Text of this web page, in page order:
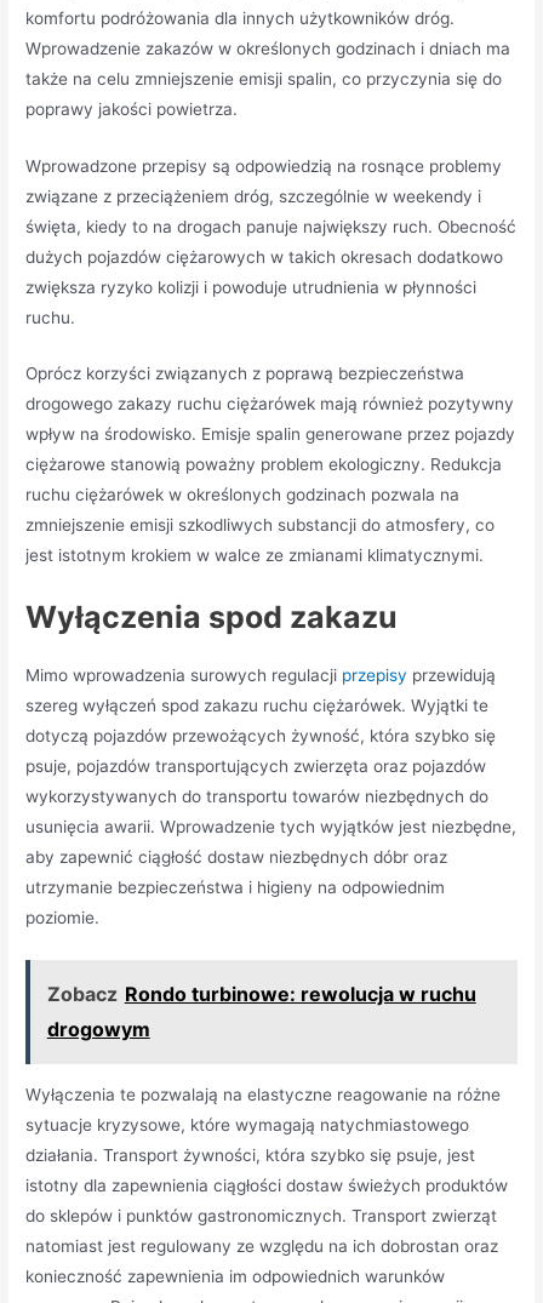
komfortu podróżowania dla innych użytkowników dróg.
Wprowadzenie zakazów w określonych godzinach i dniach ma
także na celu zmniejszenie emisji spalin, co przyczynia się do
poprawy jakości powietrza.
Wprowadzone przepisy są odpowiedzią na rosnące problemy
związane z przeciążeniem dróg, szczególnie w weekendy i
święta, kiedy to na drogach panuje największy ruch. Obecność
dużych pojazdów ciężarowych w takich okresach dodatkowo
zwiększa ryzyko kolizji i powoduje utrudnienia w płynności
ruchu.
Oprócz korzyści związanych z poprawą bezpieczeństwa
drogowego zakazy ruchu ciężarówek mają również pozytywny
wpływ na środowisko. Emisje spalin generowane przez pojazdy
ciężarowe stanowią poważny problem ekologiczny. Redukcja
ruchu ciężarówek w określonych godzinach pozwala na
zmniejszenie emisji szkodliwych substancji do atmosfery, co
jest istotnym krokiem w walce ze zmianami klimatycznymi.
Wyłączenia spod zakazu
Mimo wprowadzenia surowych regulacji przepisy przewidują
szereg wyłączeń spod zakazu ruchu ciężarówek. Wyjątki te
dotyczą pojazdów przewożących żywność, która szybko się
psuje, pojazdów transportujących zwierzęta oraz pojazdów
wykorzystywanych do transportu towarów niezbędnych do
usunięcia awarii. Wprowadzenie tych wyjątków jest niezbędne,
aby zapewnić ciągłość dostaw niezbędnych dóbr oraz
utrzymanie bezpieczeństwa i higieny na odpowiednim
poziomie.
Zobacz Rondo turbinowe: rewolucja w ruchu
drogowym
Wyłączenia te pozwalają na elastyczne reagowanie na różne
sytuacje kryzysowe, które wymagają natychmiastowego
działania. Transport żywności, która szybko się psuje, jest
istotny dla zapewnienia ciągłości dostaw świeżych produktów
do sklepów i punktów gastronomicznych. Transport zwierząt
natomiast jest regulowany ze względu na ich dobrostan oraz
konieczność zapewnienia im odpowiednich warunków